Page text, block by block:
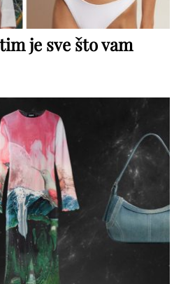
je sve što vam